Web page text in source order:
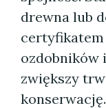
drewna lub
certyfikatem
ozdobników
zwiększy
konserwację.